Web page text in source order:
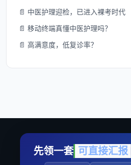
📄 中医护理迎检，已进入裸考时代
📄 移动终端真懂中医护理吗？
📄 高满意度，低复诊率？
先领一套 可直接汇报